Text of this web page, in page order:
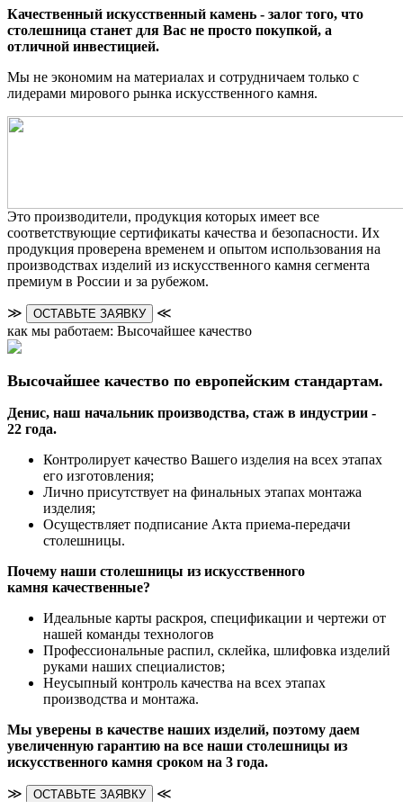
Качественный искусственный камень - залог того, что
столешница станет для Вас не просто покупкой, а
отличной инвестицией.
Мы не экономим на материалах и сотрудничаем только с
лидерами мирового рынка искусственного камня.
Это производители, продукция которых имеет все
соответствующие сертификаты качества и безопасности. Их
продукция проверена временем и опытом использования на
производствах изделий из искусственного камня сегмента
премиум в России и за рубежом.
≫ ОСТАВЬТЕ ЗАЯВКУ
≪
как мы работаем: Высочайшее качество
Высочайшее качество по европейским стандартам.
Денис, наш начальник производства, стаж в индустрии -
22 года.
Контролирует качество Вашего изделия на всех этапах
его изготовления;
Лично присутствует на финальных этапах монтажа
изделия;
Осуществляет подписание Акта приема-передачи
столешницы.
Почему наши столешницы из искусственного
камня качественные?
Идеальные карты раскроя, спецификации и чертежи от
нашей команды технологов
Профессиональные распил, склейка, шлифовка изделий
руками наших специалистов;
Неусыпный контроль качества на всех этапах
производства и монтажа.
Мы уверены в качестве наших изделий, поэтому даем
увеличенную гарантию на все наши столешницы из
искусственного камня сроком на 3 года.
≫ ОСТАВЬТЕ ЗАЯВКУ
≪